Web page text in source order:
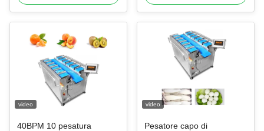
video
40BPM 10 pesatura
video
Pesatore capo di